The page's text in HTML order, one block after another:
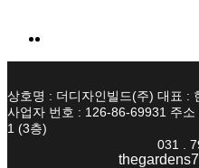
상호명 : 더디자인빌드(주) 대표 :
사업자 번호 : 126-86-69931 주
1 (3층)
031 .